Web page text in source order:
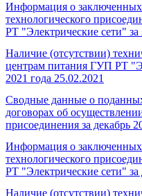
Информация о заключенных
технологического
РТ "Электрические сети" за
Наличие (отсутствии)
центрам питания ГУП РТ
2021 года 25.02.2021
Сводные данные о
договорах об
присоединения за декабрь
Информация о заключенных
технологического
РТ "Электрические сети" за
Наличие (отсутствии)